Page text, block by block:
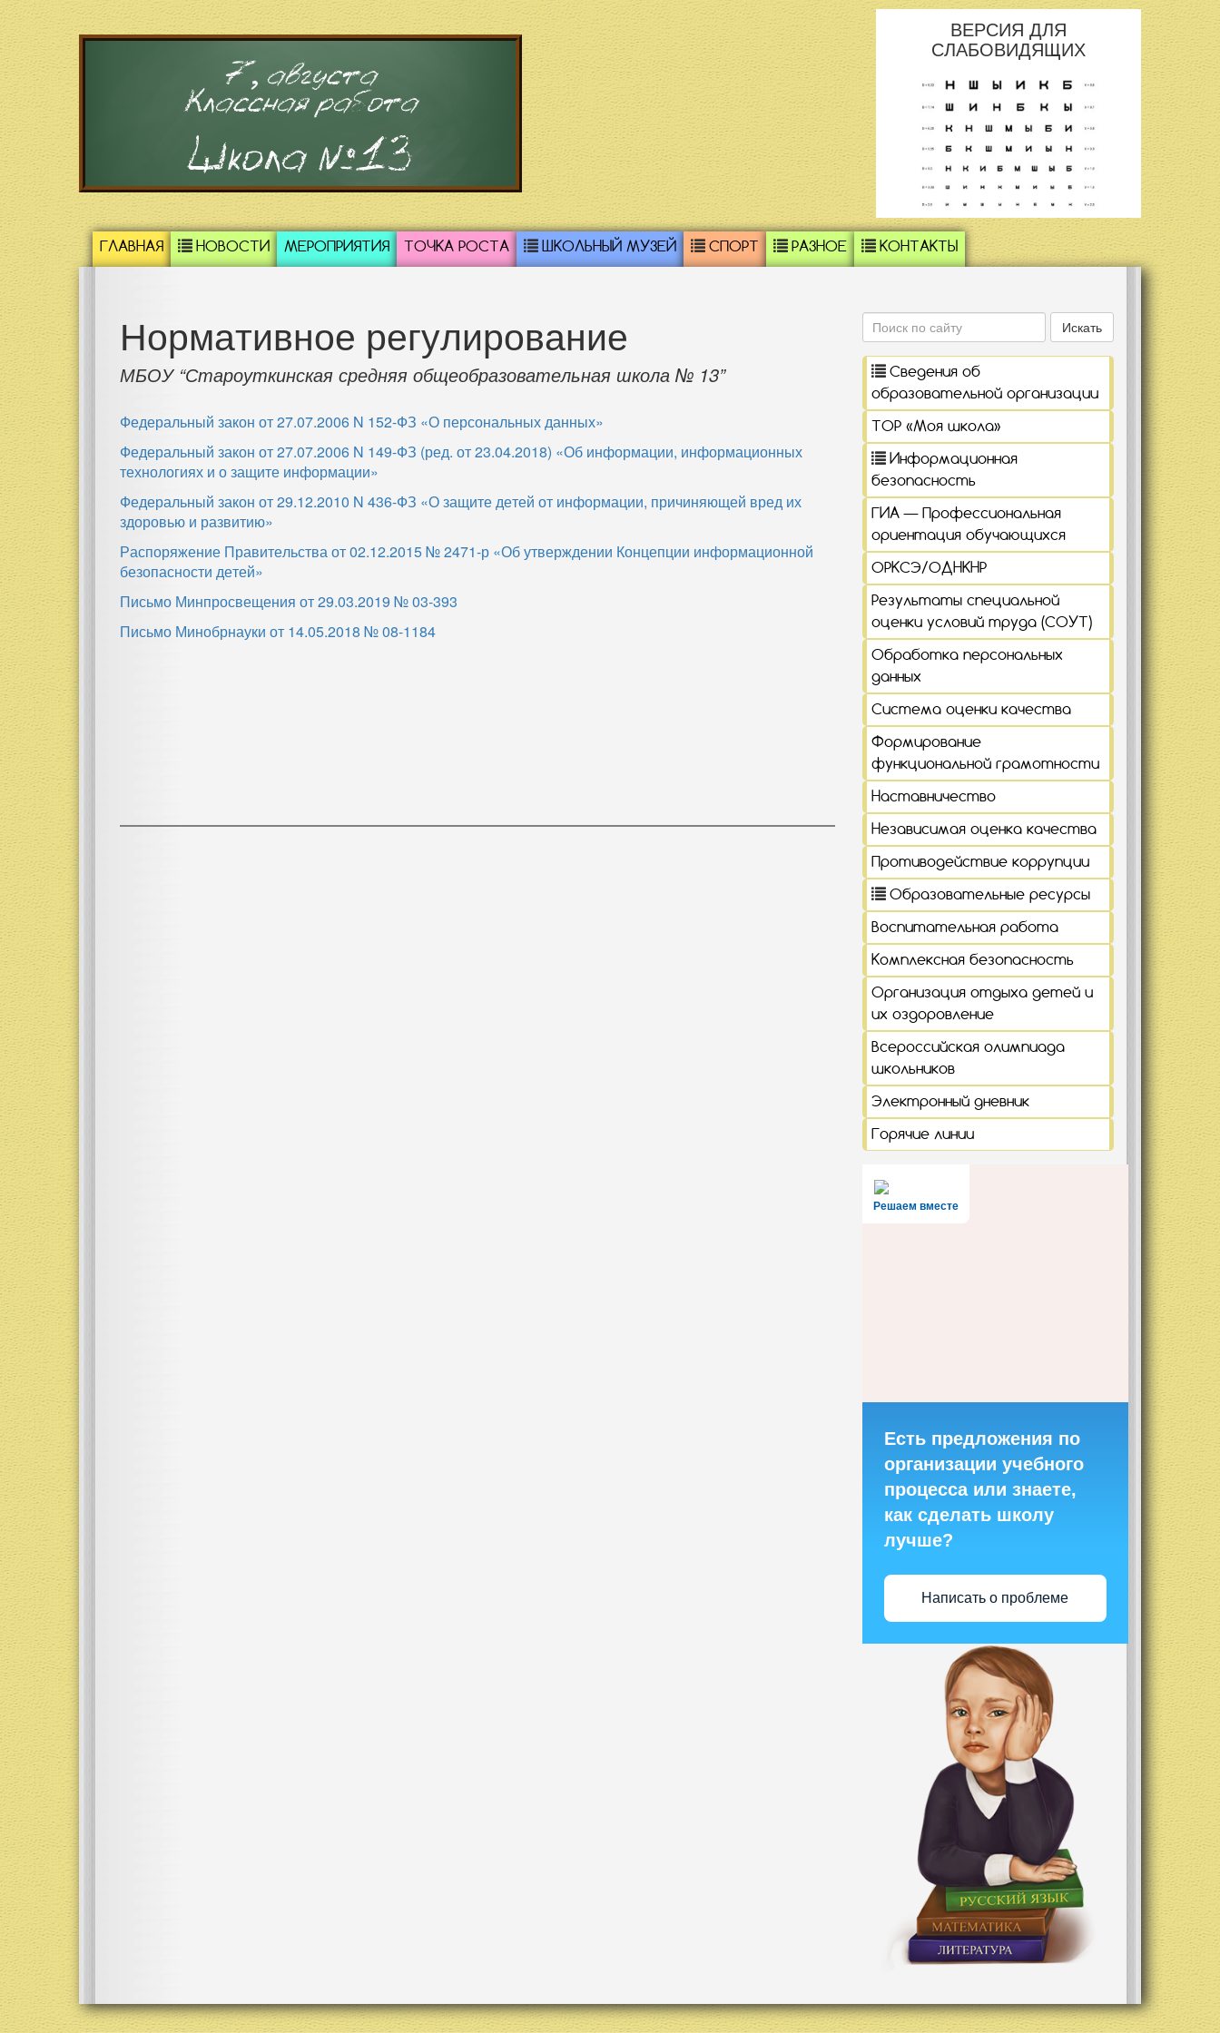
7, августа
Классная работа
Школа №13
ВЕРСИЯ ДЛЯ
СЛАБОВИДЯЩИХ
ГЛАВНАЯ НОВОСТИ МЕРОПРИЯТИЯ ТОЧКА РОСТА ШКОЛЬНЫЙ МУЗЕЙ СПОРТ РАЗНОЕ КОНТАКТЫ
Поиск
Искать
Сведения об
образовательной организации
ТОР «Моя школа»
Информационная
безопасность
ГИА — Профессиональная
ориентация обучающихся
ОРКСЭ/ОДНКНР
Результаты специальной
оценки условий труда (СОУТ)
Обработка персональных
данных
Система оценки качества
Формирование
функциональной грамотности
Наставничество
Независимая оценка качества
Противодействие коррупции
Образовательные ресурсы
Воспитательная работа
Комплексная безопасность
Организация отдыха детей и
их оздоровление
Всероссийская олимпиада
школьников
Электронный дневник
Горячие линии
Решаем вместе
Есть предложения по
организации учебного
процесса или знаете,
как сделать школу
лучше?
Написать о проблеме
Нормативное регулирование
МБОУ “Староуткинская средняя общеобразовательная школа № 13”
Федеральный закон от 27.07.2006 N 152-ФЗ «О персональных данных»
Федеральный закон от 27.07.2006 N 149-ФЗ (ред. от 23.04.2018) «Об информации, информационных
технологиях и о защите информации»
Федеральный закон от 29.12.2010 N 436-ФЗ «О защите детей от информации, причиняющей вред их
здоровью и развитию»
Распоряжение Правительства от 02.12.2015 № 2471-р «Об утверждении Концепции информационной
безопасности детей»
Письмо Минпросвещения от 29.03.2019 № 03-393
Письмо Минобрнауки от 14.05.2018 № 08-1184